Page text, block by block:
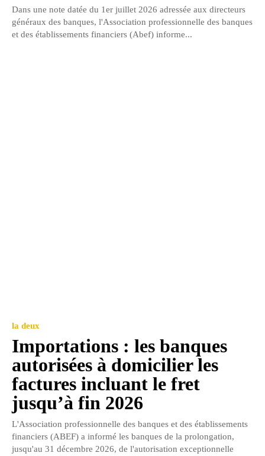
Dans une note datée du 1er juillet 2026 adressée aux directeurs
généraux des banques, l'Association professionnelle des banques
et des établissements financiers (Abef) informe...
la deux
Importations : les banques
autorisées à domicilier les
factures incluant le fret
jusqu’à fin 2026
L'Association professionnelle des banques et des établissements
financiers (ABEF) a informé les banques de la prolongation,
jusqu'au 31 décembre 2026, de l'autorisation exceptionnelle